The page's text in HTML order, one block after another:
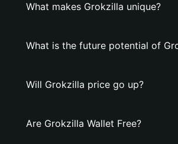
What makes Grokzilla unique?
What is the future potential of
Will Grokzilla price go up?
Are Grokzilla Wallet Free?